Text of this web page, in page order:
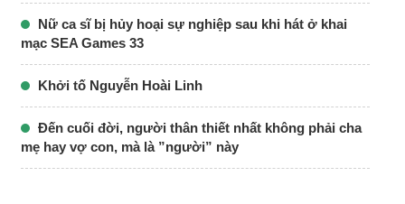
Nữ ca sĩ bị hủy hoại sự nghiệp sau khi hát ở khai
mạc SEA Games 33
Khởi tố Nguyễn Hoài Linh
Đến cuối đời, người thân thiết nhất không phải cha
mẹ hay vợ con, mà là ”người” này